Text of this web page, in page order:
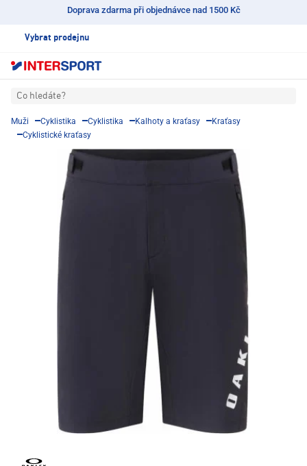
Doprava zdarma při objednávce nad 1500 Kč
Vybrat prodejnu
Co hledáte?
Muži Cyklistika Cyklistika Kalhoty a kraťasy
Kraťasy
Cyklistické kraťasy